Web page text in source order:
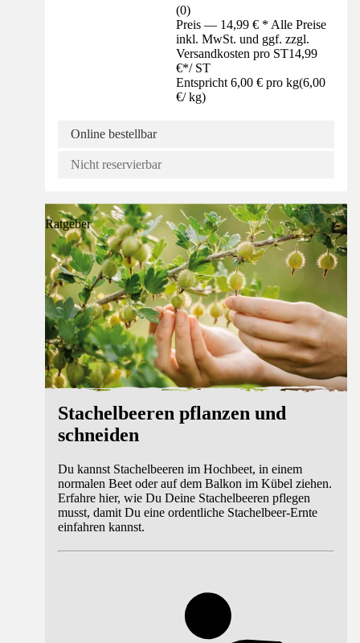
(0)
Preis — 14,99 € * Alle Preise
inkl. MwSt. und ggf. zzgl.
Versandkosten pro ST14,99
€*/ ST
Entspricht 6,00 € pro kg(6,00
€/ kg)
Online bestellbar
Nicht reservierbar
Ratgeber
Stachelbeeren pflanzen und
schneiden
Du kannst Stachelbeeren im Hochbeet, in einem
normalen Beet oder auf dem Balkon im Kübel ziehen.
Erfahre hier, wie Du Deine Stachelbeeren pflegen
musst, damit Du eine ordentliche Stachelbeer-Ernte
einfahren kannst.